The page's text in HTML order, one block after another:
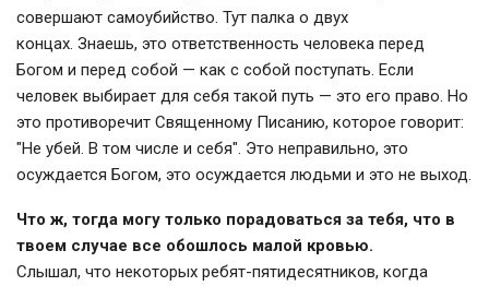
совершают самоубийство. Тут палка о двух
концах. Знаешь, это ответственность человека перед
Богом и перед собой — как с собой поступать. Если
человек выбирает для себя такой путь — это его право. Но
это противоречит Священному Писанию, которое говорит:
"Не убей. В том числе и себя". Это неправильно, это
осуждается Богом, это осуждается людьми и это не выход.
Что ж, тогда могу только порадоваться за тебя, что в
твоем случае все обошлось малой кровью.
Слышал, что некоторых ребят-пятидесятников, когда